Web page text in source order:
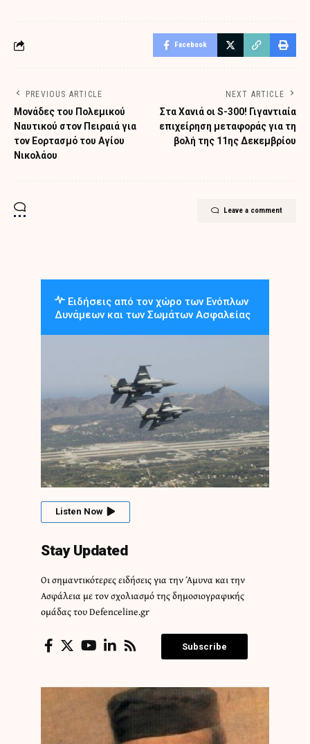
Facebook
PREVIOUS ARTICLE
Μονάδες του Πολεμικού
Ναυτικού στον Πειραιά για
τον Εορτασμό του Αγίου
Νικολάου
NEXT ARTICLE
Στα Χανιά οι S-300! Γιγαντιαία
επιχείρηση μεταφοράς για τη
βολή της 11ης Δεκεμβρίου
Leave a comment
Ειδήσεις από τον χώρο των Ενόπλων
Δυνάμεων και των Σωμάτων Ασφαλείας
Listen Now
Stay Updated
Οι σημαντικότερες ειδήσεις για την Άμυνα και την
Ασφάλεια με τον σχολιασμό της δημοσιογραφικής
ομάδας του Defenceline.gr
Subscribe